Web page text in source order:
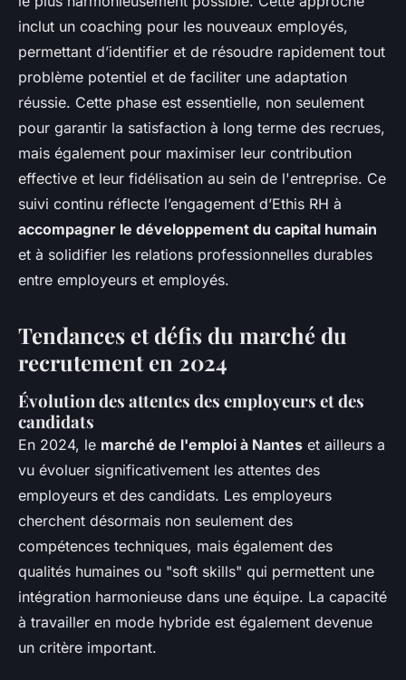
inclut un coaching pour les nouveaux employés,
permettant d’identifier et de résoudre rapidement tout
problème potentiel et de faciliter une adaptation
réussie. Cette phase est essentielle, non seulement
pour garantir la satisfaction à long terme des recrues,
mais également pour maximiser leur contribution
effective et leur fidélisation au sein de l'entreprise. Ce
suivi continu réflecte l’engagement d’Ethis RH à
accompagner le développement du capital humain
et à solidifier les relations professionnelles durables
entre employeurs et employés.
Tendances et défis du marché du
recrutement en 2024
Évolution des attentes des employeurs et des
candidats
En 2024, le marché de l'emploi à Nantes et ailleurs a
vu évoluer significativement les attentes des
employeurs et des candidats. Les employeurs
cherchent désormais non seulement des
compétences techniques, mais également des
qualités humaines ou "soft skills" qui permettent une
intégration harmonieuse dans une équipe. La capacité
à travailler en mode hybride est également devenue
un critère important.